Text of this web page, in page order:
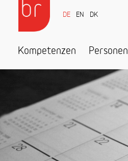
DE EN DK
Kompetenzen Personen